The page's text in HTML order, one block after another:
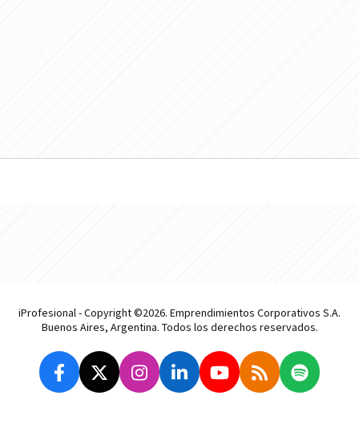
iProfesional - Copyright ©2026. Emprendimientos Corporativos S.A.
Buenos Aires, Argentina. Todos los derechos reservados.